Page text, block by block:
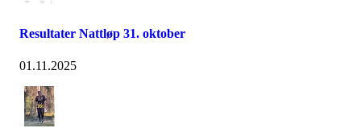
Resultater Nattløp 31. oktober
01.11.2025